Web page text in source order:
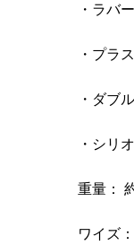
・ラバ
・プラ
・ダブ
・シリ
重量：
ワイズ